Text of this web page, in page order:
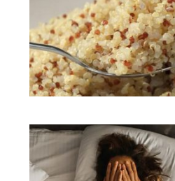
Российского историка Артема
Кирпиченка задержали сразу
после въезда в Израиль
"Атакуют все подряд": Киев в
шоке от ответа Москвы на
"операцию принуждения"
«Начнутся серьезные
проблемы»: эксперт раскрыл,
когда ослабнут атаки БПЛА
ВСУ